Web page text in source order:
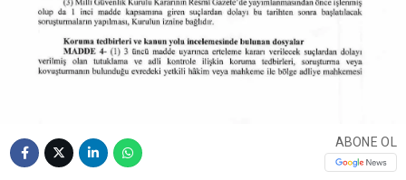
ABONE OL